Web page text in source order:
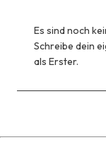
Es sind noch
Schreibe dein
als Erster.